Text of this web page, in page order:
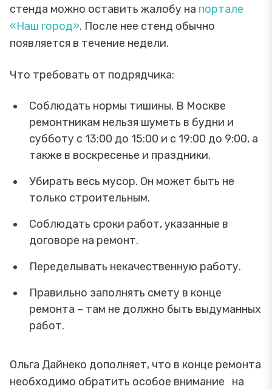
стенда можно оставить жалобу на портале
«Наш город». После нее стенд обычно
появляется в течение недели.
Что требовать от подрядчика:
Соблюдать нормы тишины. В Москве
ремонтникам нельзя шуметь в будни и
субботу с 13:00 до 15:00 и с 19:00 до 9:00, а
также в воскресенье и праздники.
Убирать весь мусор. Он может быть не
только строительным.
Соблюдать сроки работ, указанные в
договоре на ремонт.
Переделывать некачественную работу.
Правильно заполнять смету в конце
ремонта – там не должно быть выдуманных
работ.
Ольга Дайнеко дополняет, что в конце ремонта
необходимо обратить особое внимание на